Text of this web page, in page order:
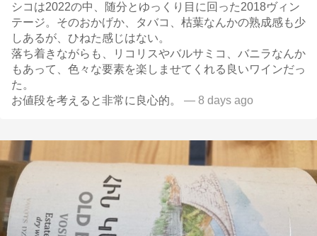
シコは2022の中、随分とゆっくり目に回った2018ヴィン
テージ。そのおかげか、タバコ、枯葉なんかの熟成感も少
しあるが、ひねた感じはない。
落ち着きながらも、リコリスやバルサミコ、バニラなんか
もあって、色々な要素を楽しませてくれる良いワインだっ
た。
お値段を考えると非常に良心的。
— 8 days ago